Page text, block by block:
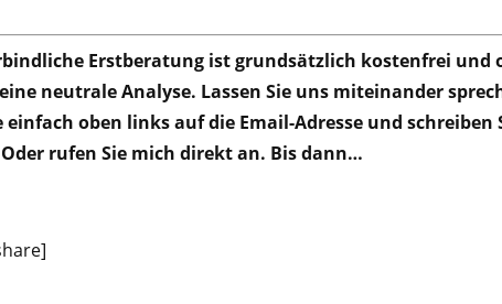
Erstberatung ist grundsätzlich kostenfrei
neutrale Analyse. Lassen Sie uns miteinander
einfach oben links auf die Email-Adresse und
rufen Sie mich direkt an. Bis dann…